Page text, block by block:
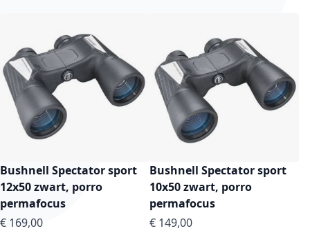
Bushnell Spectator sport
12x50 zwart, porro
permafocus
€ 169,00
Bushnell Spectator sport
10x50 zwart, porro
permafocus
€ 149,00